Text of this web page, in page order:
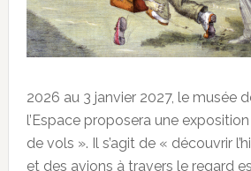
2026 au 3 janvier 2027, le musée
l’Espace proposera une
de vols ». Il s’agit de « découvrir
et des avions à travers le regard